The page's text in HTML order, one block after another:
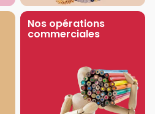
Nos opérations
commerciales